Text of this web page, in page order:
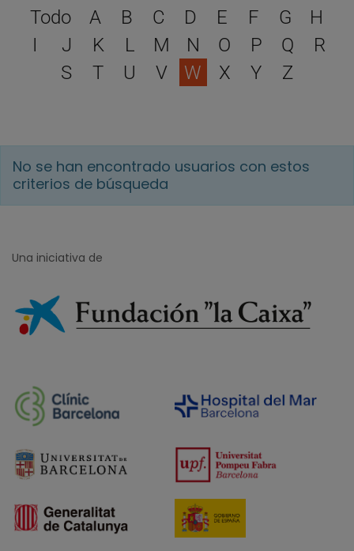
Selecciona una letra
Todo A B C D E F G
H
I
J K L M N O P Q
R
S
T U V W X Y Z
No se han encontrado usuarios con estos
criterios de búsqueda
Una iniciativa de